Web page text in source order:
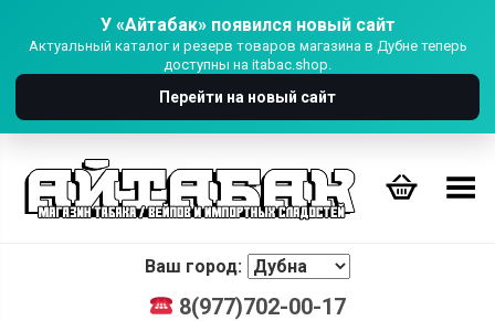
У «Айтабак» появился новый сайт
Актуальный каталог и резерв товаров магазина в Дубне теперь
доступны на itabac.shop.
Перейти на новый сайт
Переключить Меню
Ваш город:
8(977)702-00-17